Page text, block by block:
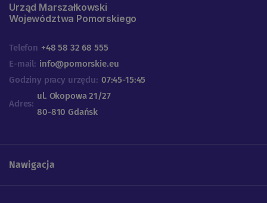
Urząd Marszałkowski
Województwa Pomorskiego
Telefon +48 58 32 68 555
E-mail: info@pomorskie.eu
Godziny pracy urzędu: 07:45-15:45
Adres:
ul. Okopowa 21/27
80-810 Gdańsk
Nawigacja